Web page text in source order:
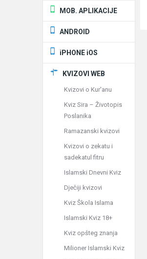
MOB. APLIKACIJE
ANDROID
iPHONE iOS
KVIZOVI WEB
Kvizovi o Kur'anu
Kviz Sira – Životopis
Poslanika
Ramazanski kvizovi
Kvizovi o zekatu i
sadekatul fitru
Islamski Dnevni Kviz
Dječiji kvizovi
Kviz Škola Islama
Islamski Kviz 18+
Kviz opšteg znanja
Milioner Islamski Kviz